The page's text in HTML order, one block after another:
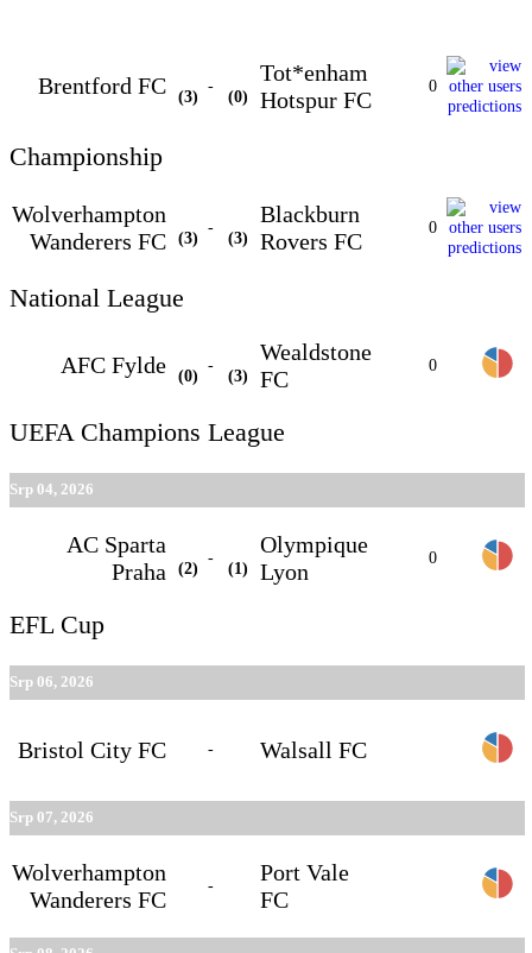
Brentford FC (3)
-
(0)
Tot*enham
Hotspur FC
0
Championship
Wolverhampton
Wanderers FC
(3)
-
(3)
Blackburn
Rovers FC
0
National League
AFC Fylde (0)
-
(3)
Wealdstone
FC
0
UEFA Champions League
Srp 04, 2026
AC Sparta
Praha
(2)
-
(1)
Olympique
Lyon
0
EFL Cup
Srp 06, 2026
Bristol City FC - Walsall FC
Srp 07, 2026
Wolverhampton
Wanderers FC
-
Port Vale
FC